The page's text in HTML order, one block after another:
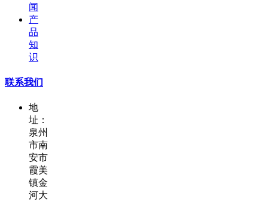
闻
产
品
知
识
联系我们
地
址：
泉州
市南
安市
霞美
镇金
河大